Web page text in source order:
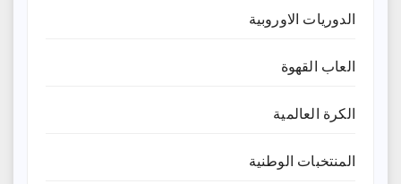
الدوريات الاوروبية
العاب القهوة
الكرة العالمية
المنتخبات الوطنية